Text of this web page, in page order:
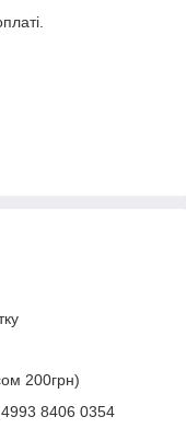
200грн)
8406 0354